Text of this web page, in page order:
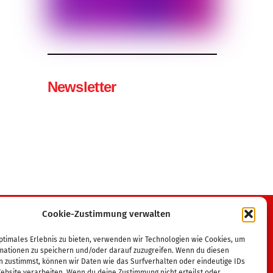
Cookie-Zustimmung verwalten
Erlebnis zu bieten, verwenden wir Technologien wie Cookies, um
zu speichern und/oder darauf zuzugreifen. Wenn du diesen
zustimmst, können wir Daten wie das Surfverhalten oder eindeutige IDs
Newsletter
Tanzsportverband MV